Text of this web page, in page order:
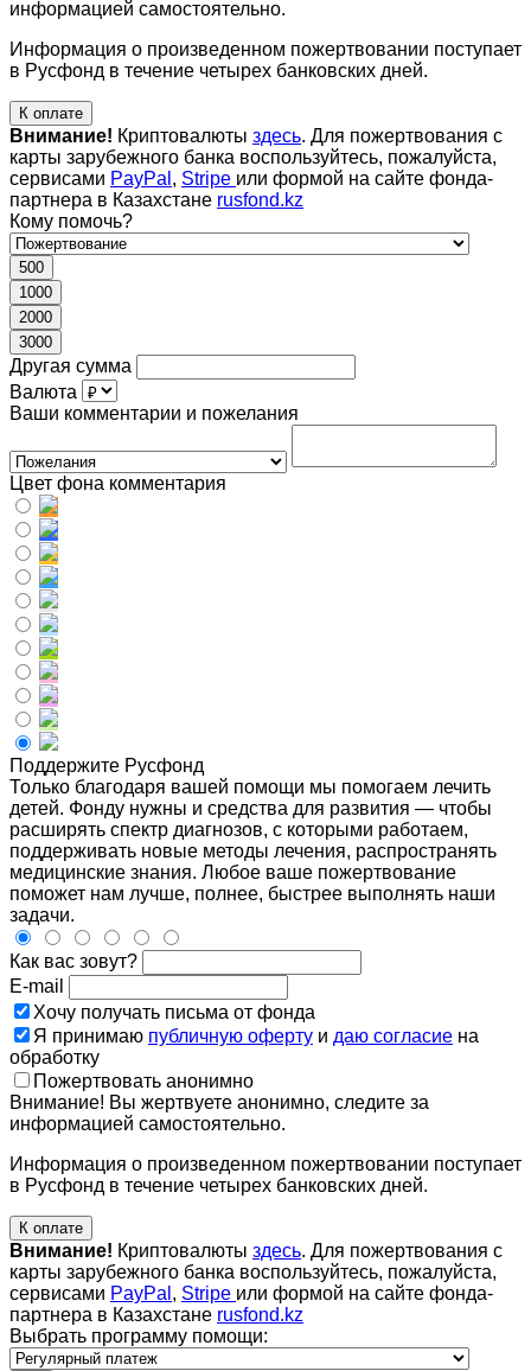
информацией самостоятельно.
Информация о произведенном пожертвовании поступает
в Русфонд в течение четырех банковских дней.
К оплате
Внимание! Криптовалюты здесь. Для пожертвования с
карты зарубежного банка воспользуйтесь, пожалуйста,
сервисами PayPal , Stripe или формой на сайте фонда-
партнера в Казахстане rusfond.kz
Кому помочь?
500
1000
2000
3000
Другая сумма
Валюта
Ваши комментарии и пожелания
Цвет фона комментария
Поддержите Русфонд
Только благодаря вашей помощи мы помогаем лечить
детей. Фонду нужны и средства для развития — чтобы
расширять спектр диагнозов, с которыми работаем,
поддерживать новые методы лечения, распространять
медицинские знания. Любое ваше пожертвование
поможет нам лучше, полнее, быстрее выполнять наши
задачи.
Как вас зовут?
E-mail
Хочу получать письма от фонда
Я принимаю публичную оферту и даю согласие на
обработку
Пожертвовать анонимно
Внимание! Вы жертвуете анонимно, следите за
информацией самостоятельно.
Информация о произведенном пожертвовании поступает
в Русфонд в течение четырех банковских дней.
К оплате
Внимание! Криптовалюты здесь. Для пожертвования с
карты зарубежного банка воспользуйтесь, пожалуйста,
сервисами PayPal , Stripe или формой на сайте фонда-
партнера в Казахстане rusfond.kz
Выбрать программу помощи: